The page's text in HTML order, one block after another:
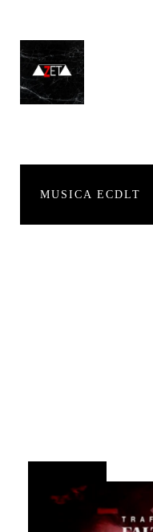
MÚSICA ECDLT